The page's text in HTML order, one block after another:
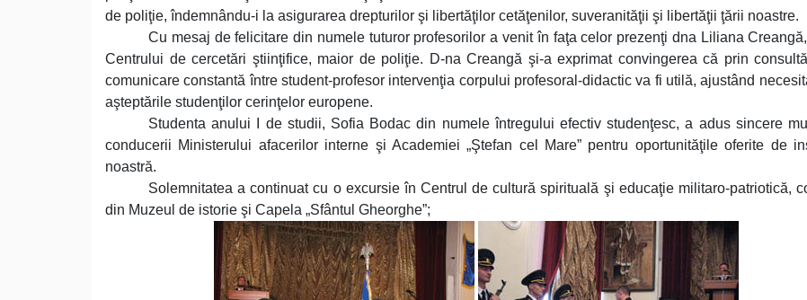
de poliţie, îndemnându-i la asigurarea drepturilor şi libertăţilor cetăţenilor, suveranităţii şi libertăţii ţării noastre.
Cu mesaj de felicitare din numele tuturor profesorilor a venit în faţa celor prezenţi dna Liliana Creangă,
Centrului de cercetări ştiinţifice, maior de poliţie. D-na Creangă şi-a exprimat convingerea că prin
comunicare constantă între student-profesor intervenţia corpului profesoral-didactic va fi utilă, ajustând
aşteptările studenţilor cerinţelor europene.
Studenta anului I de studii, Sofia Bodac din numele întregului efectiv studenţesc, a adus sincere
conducerii Ministerului afacerilor interne şi Academiei „Ştefan cel Mare” pentru oportunităţile oferite de
noastră.
Solemnitatea a continuat cu o excursie în Centrul de cultură spirituală şi educaţie militaro-patriotică,
din Muzeul de istorie şi Capela „Sfântul Gheorghe”;